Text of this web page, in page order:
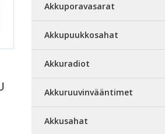
Akkuporavasarat
Akkupuukkosahat
Akkuradiot
Akkuruuvinvääntimet
Akkusahat